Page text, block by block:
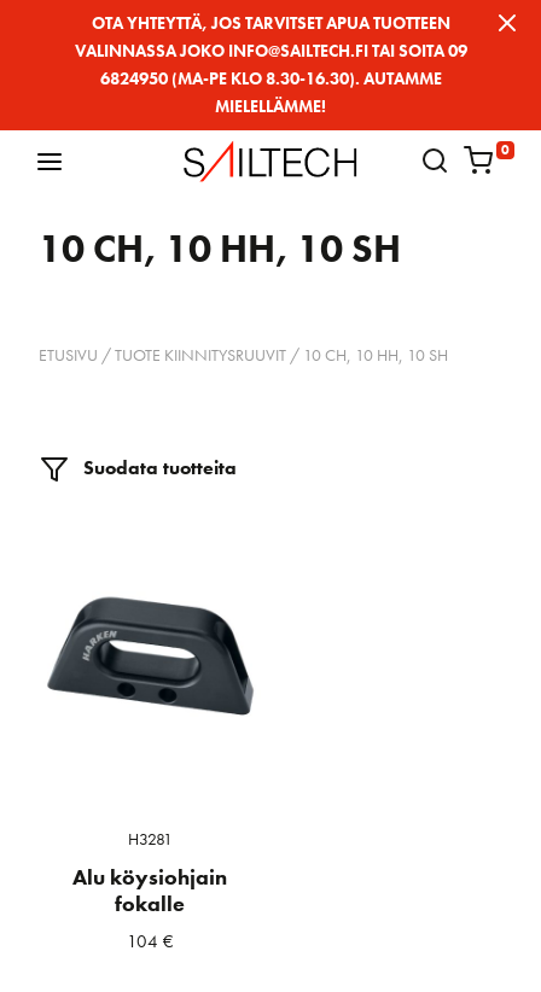
OTA YHTEYTTÄ, JOS TARVITSET APUA TUOTTEEN
VALINNASSA JOKO INFO@SAILTECH.FI TAI SOITA 09
6824950 (MA-PE KLO 8.30-16.30). AUTAMME
MIELELLÄMME!
0
10 CH, 10 HH, 10 SH
ETUSIVU / TUOTE KIINNITYSRUUVIT / 10 CH, 10 HH, 10 SH
Suodata tuotteita
H3281
Alu köysiohjain
fokalle
104 €